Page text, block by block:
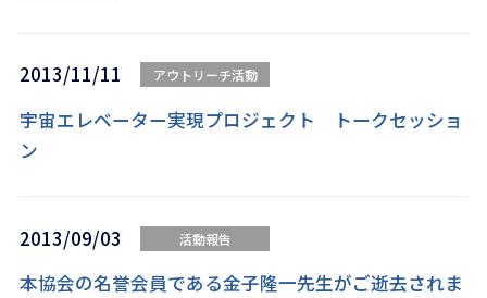
2013/11/11 アウトリーチ活動
宇宙エレベーター実現プロジェクト トークセッショ
ン
2013/09/03 活動報告
本協会の名誉会員である金子隆一先生がご逝去されま